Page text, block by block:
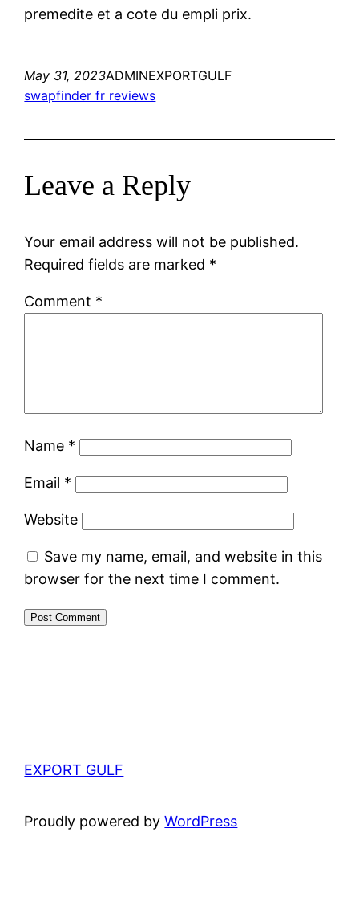
premedite et a cote du empli prix.
May 31, 2023ADMINEXPORTGULF
swapfinder fr reviews
Leave a Reply
Your email address will not be published.
Required fields are marked *
Comment *
Name *
Email *
Website
Save my name, email, and website in this
browser for the next time I comment.
EXPORT GULF
Proudly powered byWordPress